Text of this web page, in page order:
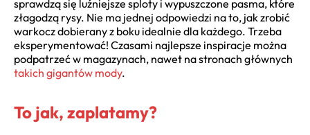
sprawdzą się luźniejsze sploty i wypuszczone pasma, które
złagodzą rysy. Nie ma jednej odpowiedzi na to, jak zrobić
warkocz dobierany z boku idealnie dla każdego. Trzeba
eksperymentować! Czasami najlepsze inspiracje można
podpatrzeć w magazynach, nawet na stronach głównych
takich gigantów mody.
To jak, zaplatamy?